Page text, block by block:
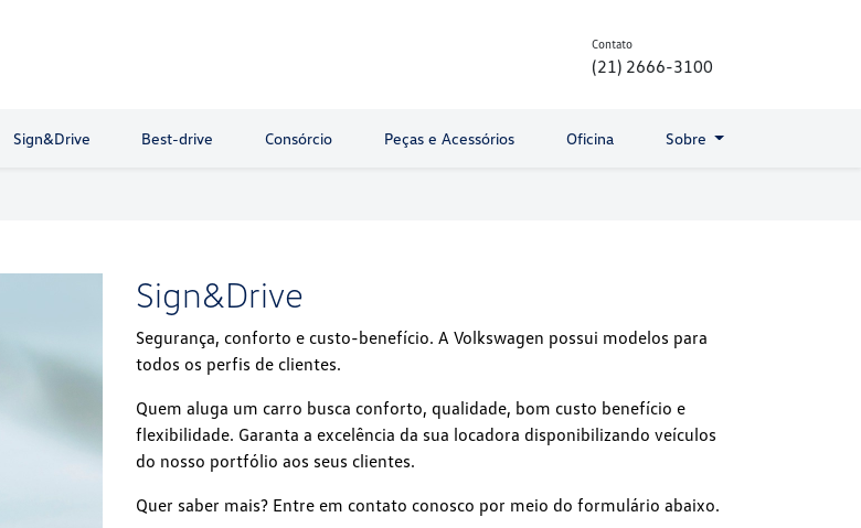
Contato
(21) 2666-3100
Sign&Drive Best-drive Consórcio Peças e Acessórios Oficina Sobre
Sign&Drive
Segurança, conforto e custo-benefício. A Volkswagen possui modelos para
todos os perfis de clientes.
Quem aluga um carro busca conforto, qualidade, bom custo benefício e
flexibilidade. Garanta a excelência da sua locadora disponibilizando veículos
do nosso portfólio aos seus clientes.
Quer saber mais? Entre em contato conosco por meio do formulário abaixo.